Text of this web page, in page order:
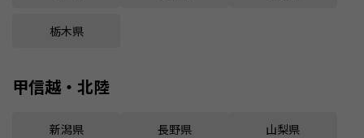
栃木県
甲信越・北陸
新潟県 長野県 山梨県